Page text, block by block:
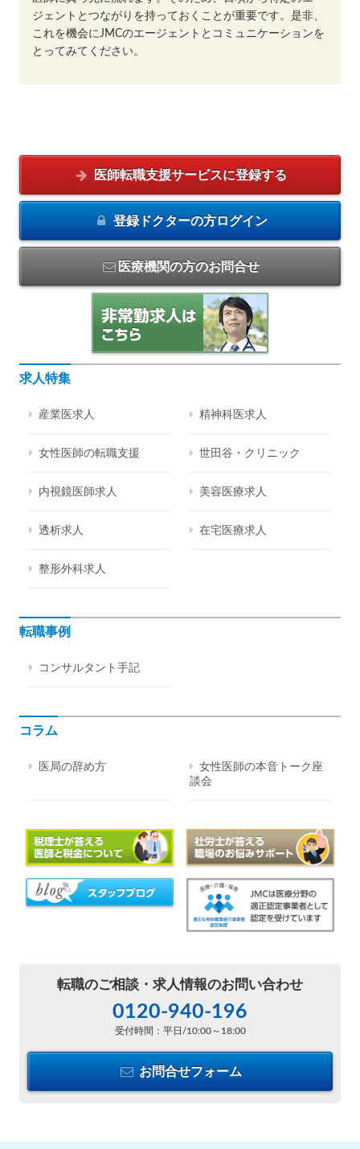
ジェントとつながりを持っておくことが重要です。是非、
これを機会にJMCのエージェントとコミュニケーションを
とってみてください。
医師転職支援サービスに登録する
登録ドクターの方ログイン
医療機関の方のお問合せ
求人特集
産業医求人 精神科医求人
女性医師の転職支援 世田谷・クリニック
内視鏡医師求人 美容医療求人
透析求人 在宅医療求人
整形外科求人
転職事例
コンサルタント手記
コラム
医局の辞め方
女性医師の本音トーク座
談会
転職のご相談・ 求人情報のお問い合わせ
0120-940-196
受付時間：平日/10:00～18:00
お問合せフォーム